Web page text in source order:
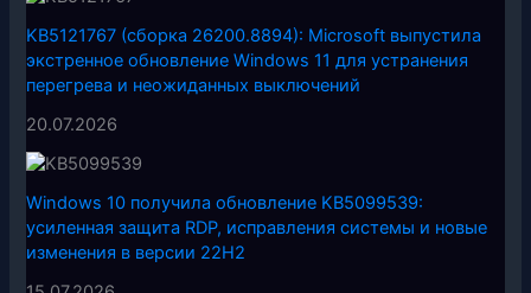
KB5121767 (сборка 26200.8894): Microsoft выпустила
экстренное обновление Windows 11 для устранения
перегрева и неожиданных выключений
20.07.2026
Windows 10 получила обновление KB5099539:
усиленная защита RDP, исправления системы и новые
изменения в версии 22H2